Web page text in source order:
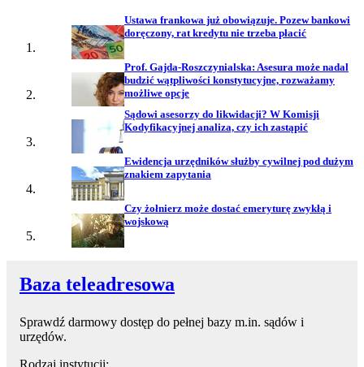
Ustawa frankowa już obowiązuje. Pozew bankowi
doręczony, rat kredytu nie trzeba płacić
Prof. Gajda-Roszczynialska: Asesura może nadal
budzić wątpliwości konstytucyjne, rozważamy
możliwe opcje
Sądowi asesorzy do likwidacji? W Komisji
Kodyfikacyjnej analiza, czy ich zastąpić
Ewidencja urzędników służby cywilnej pod dużym
znakiem zapytania
Czy żołnierz może dostać emeryturę zwykłą i
wojskową
Baza teleadresowa
Sprawdź darmowy dostęp do pełnej bazy m.in. sądów i
urzędów.